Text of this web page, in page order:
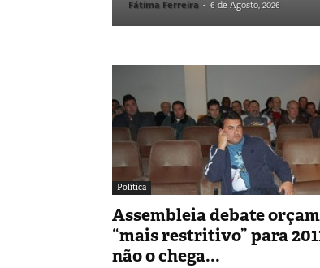
Fátima Ferreira - 6 de Agosto, 2026
Política
Assembleia debate
“mais restritivo” para
não o chega...